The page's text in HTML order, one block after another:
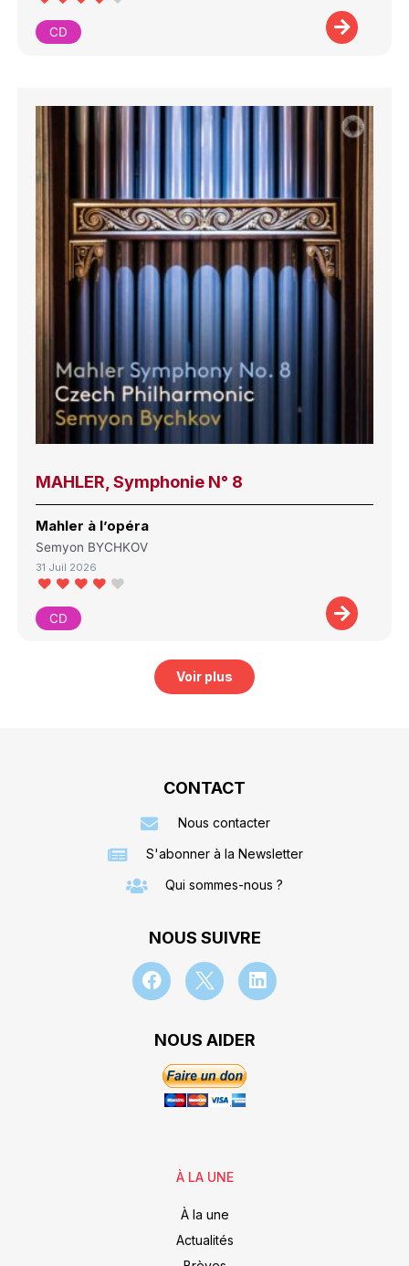
CD
MAHLER, Symphonie N° 8
Mahler à l’opéra
Semyon BYCHKOV
31 Juil 2026
CD
Voir plus
CONTACT
Nous contacter
S'abonner à la Newsletter
Qui sommes-nous ?
NOUS SUIVRE
NOUS AIDER
À LA UNE
À la une
Actualités